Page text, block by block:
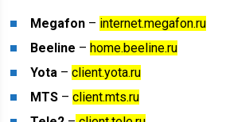
Megafon – internet.megafon.ru
Beeline –home.beeline.ru
Yota –client.yota.ru
MTS –client.mts.ru